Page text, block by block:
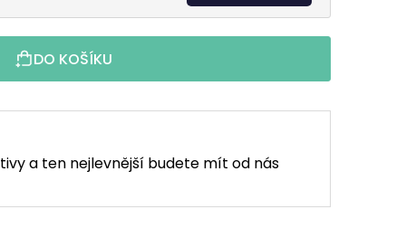
DO KOŠÍKU
a ten nejlevnější budete mít od nás